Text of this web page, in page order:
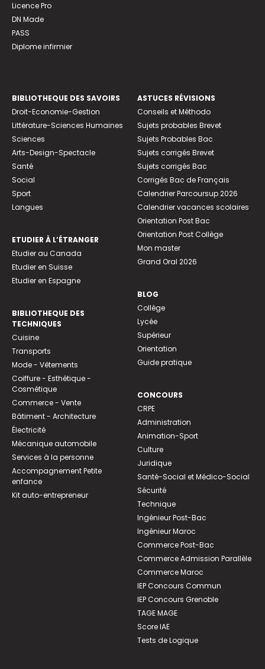
Licence Pro
DN Made
PASS
Diplome infirmier
BIBLIOTHEQUE DES SAVOIRS
Droit-Economie-Gestion
Littérature-Sciences Humaines
Sciences
Arts-Design-Spectacle
Santé
Social
Sport
Langues
ETUDIER À L’ÉTRANGER
Etudier au Canada
Etudier en Suisse
Etudier en Espagne
BIBLIOTHEQUE DES
TECHNIQUES
Cuisine
Transports
Mode - Vêtements
Coiffure - Esthétique -
Cosmétique
Commerce - Vente
Bâtiment - Architecture
Électricité
Mécanique automobile
Services à la personne
Accompagnement Petite
enfance
Kit auto-entrepreneur
ASTUCES RÉVISIONS
Conseils et Méthodo
Sujets probables Brevet
Sujets Probables Bac
Sujets corrigés Brevet
Sujets corrigés Bac
Corrigés Bac de Français
Calendrier Parcoursup 2026
Calendrier vacances scolaires
Orientation Post Bac
Orientation Post Collège
Mon master
Grand Oral 2026
BLOG
Collège
Lycée
Supérieur
Orientation
Guide pratique
CONCOURS
CRPE
Administration
Animation-Sport
Culture
Juridique
Santé-Social et Médico-Social
Sécurité
Technique
Ingénieur Post-Bac
Ingénieur Maroc
Commerce Post-Bac
Commerce Admission Parallèle
Commerce Maroc
IEP Concours Commun
IEP Concours Grenoble
TAGE MAGE
Score IAE
Tests de Logique